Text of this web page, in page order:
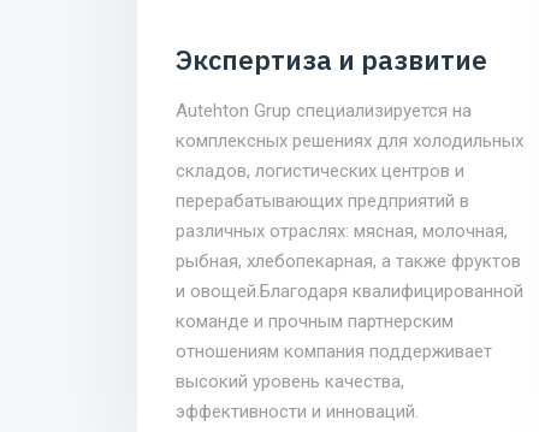
Экспертиза и развитие
Autehton Grup специализируется на
комплексных решениях для холодильных
складов, логистических центров и
перерабатывающих предприятий в
различных отраслях: мясная, молочная,
рыбная, хлебопекарная, а также фруктов
и овощей.Благодаря квалифицированной
команде и прочным партнерским
отношениям компания поддерживает
высокий уровень качества,
эффективности и инноваций.